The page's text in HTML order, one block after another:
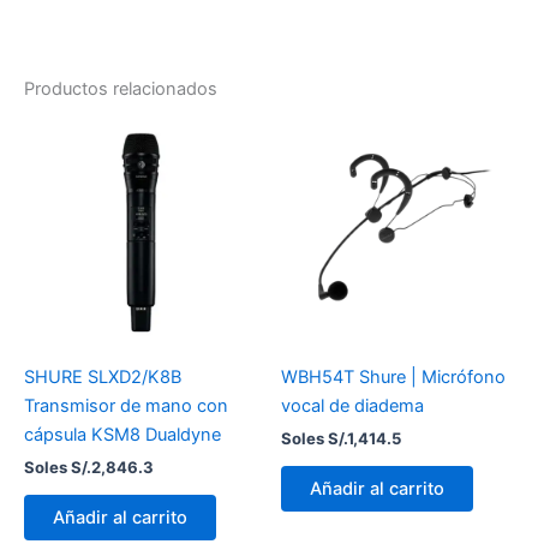
Productos relacionados
SHURE SLXD2/K8B
Transmisor de mano con
cápsula KSM8 Dualdyne
Soles S/.2,846.3
Añadir al carrito
WBH54T Shure | Micrófono
vocal de diadema
Soles S/.1,414.5
Añadir al carrito